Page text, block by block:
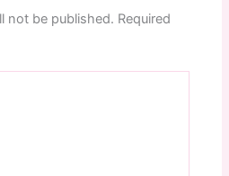
not be published. Required